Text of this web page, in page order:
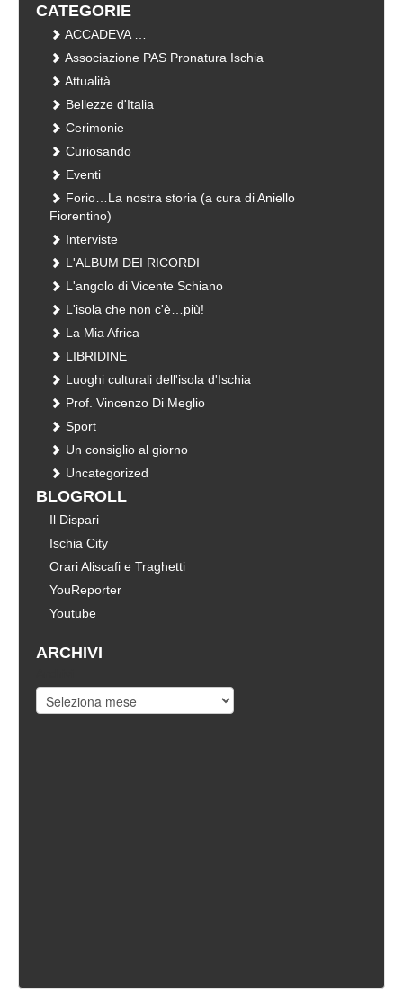
CATEGORIE
ACCADEVA …
Associazione PAS Pronatura Ischia
Attualità
Bellezze d'Italia
Cerimonie
Curiosando
Eventi
Forio…La nostra storia (a cura di Aniello
Fiorentino)
Interviste
L'ALBUM DEI RICORDI
L'angolo di Vicente Schiano
L'isola che non c'è…più!
La Mia Africa
LIBRIDINE
Luoghi culturali dell'isola d'Ischia
Prof. Vincenzo Di Meglio
Sport
Un consiglio al giorno
Uncategorized
BLOGROLL
Il Dispari
Ischia City
Orari Aliscafi e Traghetti
YouReporter
Youtube
ARCHIVI